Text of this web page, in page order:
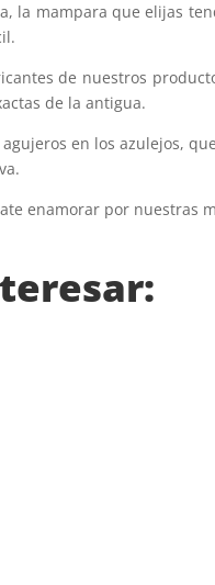
la mampara que elijas
de nuestros
de la antigua.
en los azulejos,
enamorar por nuestras